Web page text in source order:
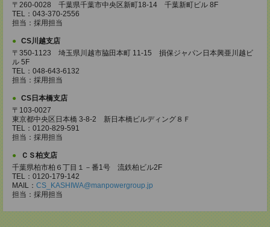
〒260-0028 千葉県千葉市中央区新町18-14 千葉新町ビル 8F
TEL：043-370-2556
担当：採用担当
CS川越支店
〒350-1123 埼玉県川越市脇田本町 11-15 損保ジャパン日本興亜川越ビ
ル 5F
TEL：048-643-6132
担当：採用担当
CS日本橋支店
〒103-0027
東京都中央区日本橋 3-8-2 新日本橋ビルディング８Ｆ
TEL：0120-829-591
担当：採用担当
ＣＳ柏支店
千葉県柏市柏６丁目１－番1号 流鉄柏ビル2F
TEL：0120-179-142
MAIL： CS_KASHIWA@manpowergroup.jp
担当：採用担当